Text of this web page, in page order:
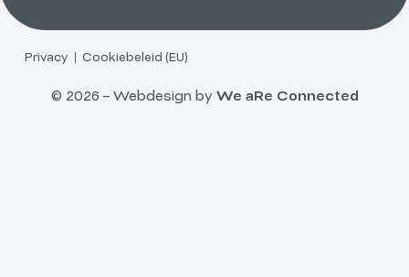
Privacy Cookiebeleid (EU)
© 2026 – Webdesign by We aRe Connected